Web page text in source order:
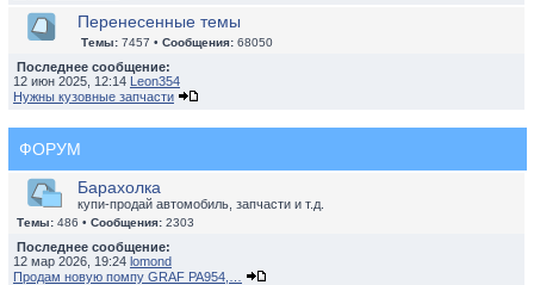
Перенесенные темы
Темы: 7457 • Сообщения: 68050
Последнее сообщение:
12 июн 2025, 12:14 Leon354
Нужны кузовные запчасти
ФОРУМ
Барахолка
купи-продай автомобиль, запчасти и т.д.
Темы: 486 • Сообщения: 2303
Последнее сообщение:
12 мар 2026, 19:24 lomond
Продам новую помпу GRAF PA954,…